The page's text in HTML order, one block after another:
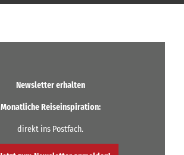
Newsletter erhalten
Monatliche Reiseinspiration:
direkt ins Postfach.